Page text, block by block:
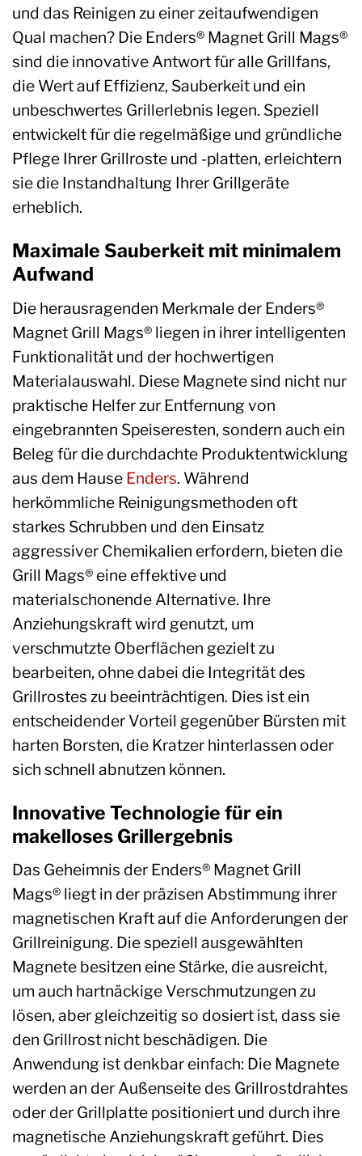
und das Reinigen zu einer zeitaufwendigen
Qual machen? Die Enders® Magnet Grill Mags®
sind die innovative Antwort für alle Grillfans,
die Wert auf Effizienz, Sauberkeit und ein
unbeschwertes Grillerlebnis legen. Speziell
entwickelt für die regelmäßige und gründliche
Pflege Ihrer Grillroste und -platten, erleichtern
sie die Instandhaltung Ihrer Grillgeräte
erheblich.
Maximale Sauberkeit mit minimalem
Aufwand
Die herausragenden Merkmale der Enders®
Magnet Grill Mags® liegen in ihrer intelligenten
Funktionalität und der hochwertigen
Materialauswahl. Diese Magnete sind nicht nur
praktische Helfer zur Entfernung von
eingebrannten Speiseresten, sondern auch ein
Beleg für die durchdachte Produktentwicklung
aus dem Hause Enders. Während
herkömmliche Reinigungsmethoden oft
starkes Schrubben und den Einsatz
aggressiver Chemikalien erfordern, bieten die
Grill Mags® eine effektive und
materialschonende Alternative. Ihre
Anziehungskraft wird genutzt, um
verschmutzte Oberflächen gezielt zu
bearbeiten, ohne dabei die Integrität des
Grillrostes zu beeinträchtigen. Dies ist ein
entscheidender Vorteil gegenüber Bürsten mit
harten Borsten, die Kratzer hinterlassen oder
sich schnell abnutzen können.
Innovative Technologie für ein
makelloses Grillergebnis
Das Geheimnis der Enders® Magnet Grill
Mags® liegt in der präzisen Abstimmung ihrer
magnetischen Kraft auf die Anforderungen der
Grillreinigung. Die speziell ausgewählten
Magnete besitzen eine Stärke, die ausreicht,
um auch hartnäckige Verschmutzungen zu
lösen, aber gleichzeitig so dosiert ist, dass sie
den Grillrost nicht beschädigen. Die
Anwendung ist denkbar einfach: Die Magnete
werden an der Außenseite des Grillrostdrahtes
oder der Grillplatte positioniert und durch ihre
magnetische Anziehungskraft geführt. Dies